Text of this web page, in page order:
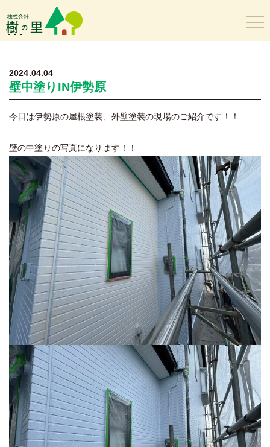
樹の里
2024.04.04
壁中塗りIN伊勢原
今日は伊勢原の屋根塗装、外壁塗装の現場のご紹介です！！
壁の中塗りの写真になります！！